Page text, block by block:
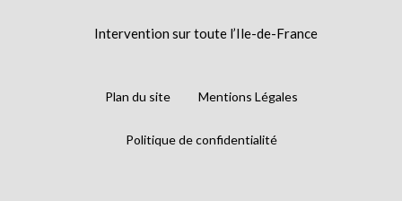
Intervention sur toute l’Ile-de-France
Plan du site Mentions Légales
Politique de confidentialité